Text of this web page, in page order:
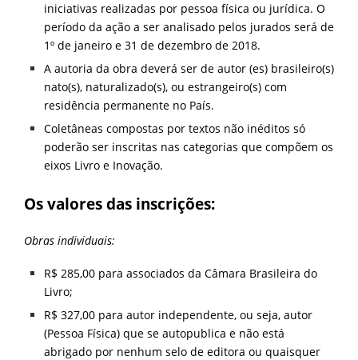
iniciativas realizadas por pessoa física ou jurídica. O
período da ação a ser analisado pelos jurados será de
1º de janeiro e 31 de dezembro de 2018.
A autoria da obra deverá ser de autor (es) brasileiro(s)
nato(s), naturalizado(s), ou estrangeiro(s) com
residência permanente no País.
Coletâneas compostas por textos não inéditos só
poderão ser inscritas nas categorias que compõem os
eixos Livro e Inovação.
Os valores das inscrições:
Obras individuais:
R$ 285,00 para associados da Câmara Brasileira do
Livro;
R$ 327,00 para autor independente, ou seja, autor
(Pessoa Física) que se autopublica e não está
abrigado por nenhum selo de editora ou quaisquer